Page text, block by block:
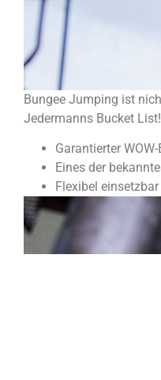
Bungee Jumping ist
Jedermanns Bucket List!
Garantierter
Eines der
Flexibel einsetzbar